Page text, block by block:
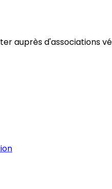
auprès d'associations